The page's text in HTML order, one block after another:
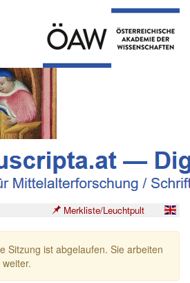
Merkliste/Leuchtpult
Sitzung ist abgelaufen. Sie arbeiten